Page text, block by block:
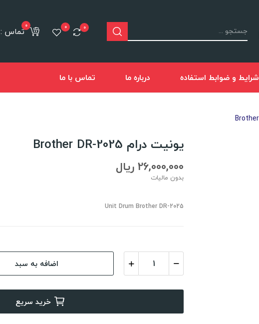
0
0 تماس : 02188311672-021884910130
شرایط و ضوابط استفاده درباره ما تماس با ما
یونیت درام Brother DR-2025
26,000,000 ریال
بدون مالیات
Unit Drum Brother DR-2025
اضافه به سبد
خرید سریع